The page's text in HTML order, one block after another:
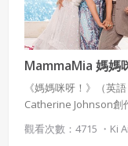
MammaMia 媽媽
《媽媽咪呀！》（英
Catherine Johnson創
1975年年度排行榜冠
勞埃德執導，劇中包
觀看次數：4715 ・ Ki